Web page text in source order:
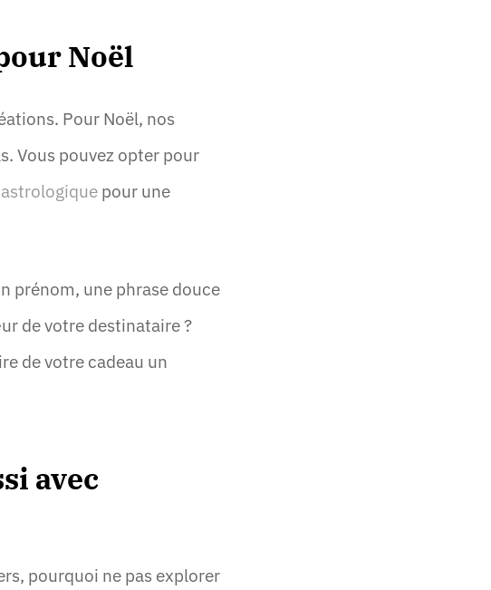
Noël
Pour Noël, nos
Vous pouvez opter pour
pour une
prénom, une phrase douce
de votre destinataire ?
de votre cadeau un
avec
pourquoi ne pas explorer